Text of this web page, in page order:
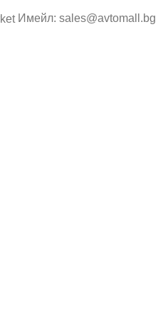
Имейл: sales@avtomall.bg